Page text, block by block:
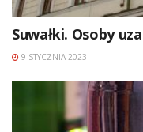
Suwałki. Osoby
9 STYCZNIA 2023